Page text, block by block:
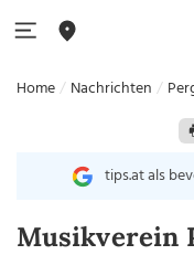
Home Nachrichten
tips.at als
Musikverein